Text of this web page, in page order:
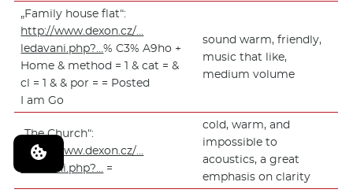
„Family house flat“:
http://www.dexon.cz/…
ledavani.php?…% C3% A9ho +
Home & method = 1 & cat = &
cl = 1 & & por = = Posted
I am Go
sound warm, friendly,
music that like,
medium volume
„The Church“:
http://www.dexon.cz/…
ledavani.php?… =
cold, warm, and
impossible to
acoustics, a great
emphasis on clarity